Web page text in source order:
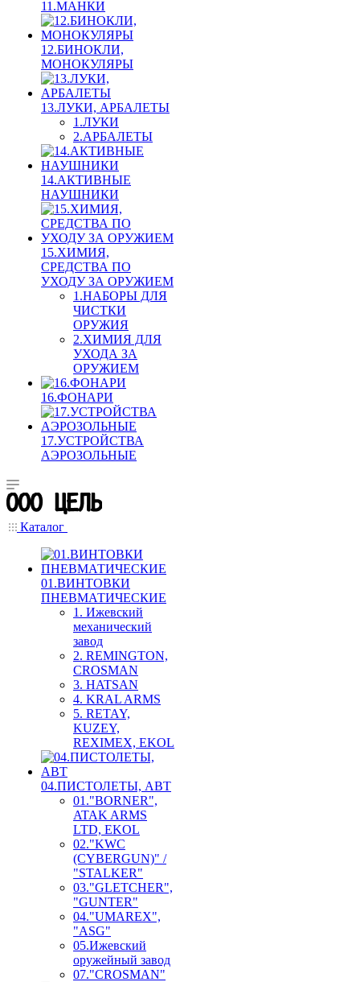
11.МАНКИ
12.БИНОКЛИ,
МОНОКУЛЯРЫ
13.ЛУКИ, АРБАЛЕТЫ
1.ЛУКИ
2.АРБАЛЕТЫ
14.АКТИВНЫЕ
НАУШНИКИ
15.ХИМИЯ,
СРЕДСТВА ПО
УХОДУ ЗА ОРУЖИЕМ
1.НАБОРЫ ДЛЯ
ЧИСТКИ
ОРУЖИЯ
2.ХИМИЯ ДЛЯ
УХОДА ЗА
ОРУЖИЕМ
16.ФОНАРИ
17.УСТРОЙСТВА
АЭРОЗОЛЬНЫЕ
Каталог
01.ВИНТОВКИ
ПНЕВМАТИЧЕСКИЕ
1. Ижевский
механический
завод
2. REMINGTON,
CROSMAN
3. HATSAN
4. KRAL ARMS
5. RETAY,
KUZEY,
REXIMEX, EKOL
04.ПИСТОЛЕТЫ, АВТ
01."BORNER",
ATAK ARMS
LTD, EKOL
02."KWC
(CYBERGUN)" /
"STALKER"
03."GLETCHER",
"GUNTER"
04."UMAREX",
"ASG"
05.Ижевский
оружейный завод
07."CROSMAN"